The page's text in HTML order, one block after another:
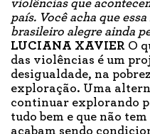
violências que
país. Você acha que
brasileiro alegre ainda
LUCIANA XAVIER O
das violências é um
desigualdade, na
exploração. Uma
continuar explorando
tudo bem e que não
acabam sendo